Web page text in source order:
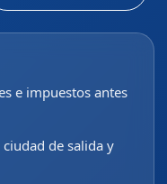
e impuestos antes
de salida y